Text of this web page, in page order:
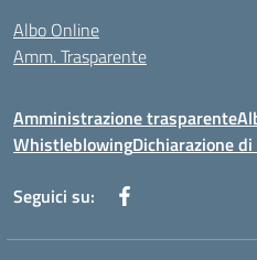
Albo Online
Amm. Trasparente
Amministrazione trasparente
WhistleblowingDichiarazione
Seguici su: